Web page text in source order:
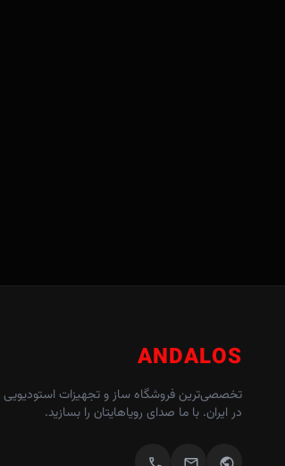
ANDALOS
تخصصی‌ترین فروشگاه ساز و تجهیزات استودیویی
در ایران. با ما صدای رویاهایتان را بسازید.